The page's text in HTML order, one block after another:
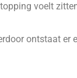
voelt
ontstaat